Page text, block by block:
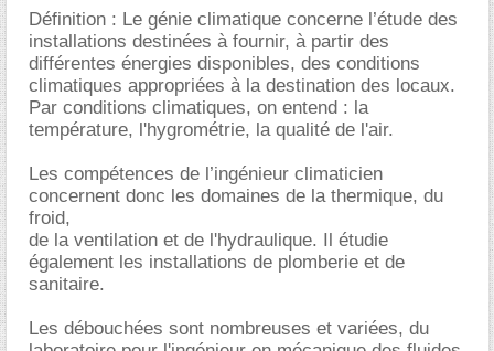
Définition : Le génie climatique concerne l’étude des
installations destinées à fournir, à partir des
différentes énergies disponibles, des conditions
climatiques appropriées à la destination des locaux.
Par conditions climatiques, on entend : la
température, l'hygrométrie, la qualité de l'air.
Les compétences de l’ingénieur climaticien
concernent donc les domaines de la thermique, du
froid,
de la ventilation et de l'hydraulique. Il étudie
également les installations de plomberie et de
sanitaire.
Les débouchées sont nombreuses et variées, du